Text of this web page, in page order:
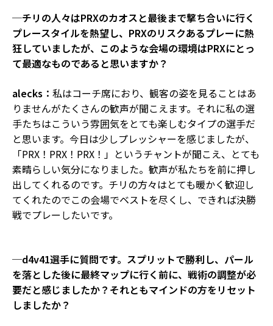
─チリの人々はPRXのカオスと最後まで撃ち合いに行く
プレースタイルを熱望し、PRXのリスクあるプレーに熱
狂していましたが、このような会場の環境はPRXにとっ
て最適なものであると思いますか？
alecks： 私はコーチ席におり、観客の姿を見ることはあ
りませんがたくさんの歓声が聞こえます。それに私の選
手たちはこういう雰囲気をとても楽しむタイプの選手だ
と思います。今日は少しプレッシャーを感じましたが、
「PRX！PRX！PRX！」というチャントが聞こえ、とても
素晴らしい気分になりました。歓声が私たちを前に押し
出してくれるのです。チリの方々はとても暖かく歓迎し
てくれたのでこの会場でベストを尽くし、できれば決勝
戦でプレーしたいです。
─d4v41選手に質問です。スプリットで勝利し、パール
を落とした後に最終マップに行く前に、戦術の調整が必
要だと感じましたか？それともマインドの方をリセット
しましたか？